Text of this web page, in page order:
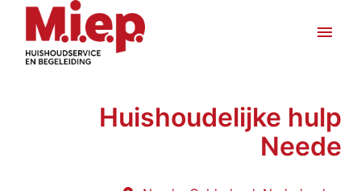
Overslaan
inhoudHomepagina
Huishoudelijke hulp
Neede